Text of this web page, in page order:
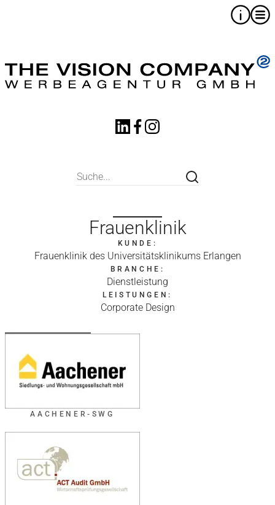
Frauenklinik
KUNDE:
Frauenklinik des Universitätsklinikums Erlangen
BRANCHE:
Dienstleistung
LEISTUNGEN:
Corporate Design
AACHENER-SWG